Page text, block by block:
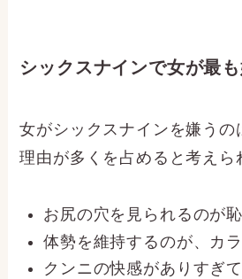
シックスナインで女が最
女がシックスナインを嫌うの
理由が多くを占めると考えら
お尻の穴を見られるのが恥
体勢を維持するのが、カ
クンニの快感がありすぎ